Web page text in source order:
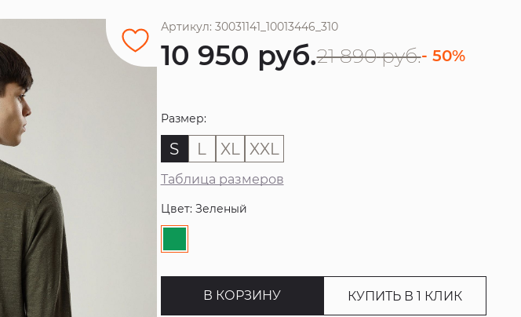
Артикул: 30031141_10013446_310
10 950 руб.21 890 руб.- 50%
Размер:
S L XL XXL
Таблица размеров
Цвет: Зеленый
В КОРЗИНУ КУПИТЬ В 1 КЛИК